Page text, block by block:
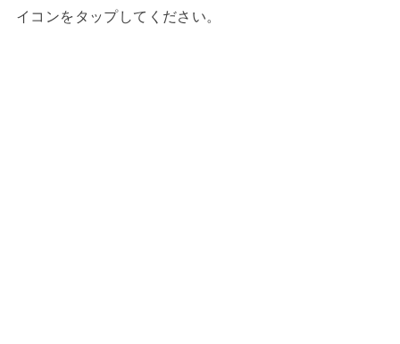
イコンをタップしてください。